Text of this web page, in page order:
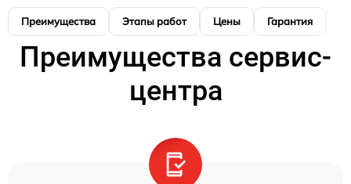
Преимущества Этапы работ Цены Гарантия
Преимущества сервис-
центра